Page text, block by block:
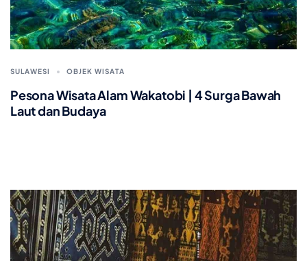
SULAWESI OBJEK WISATA
Pesona Wisata Alam Wakatobi | 4 Surga Bawah
Laut dan Budaya